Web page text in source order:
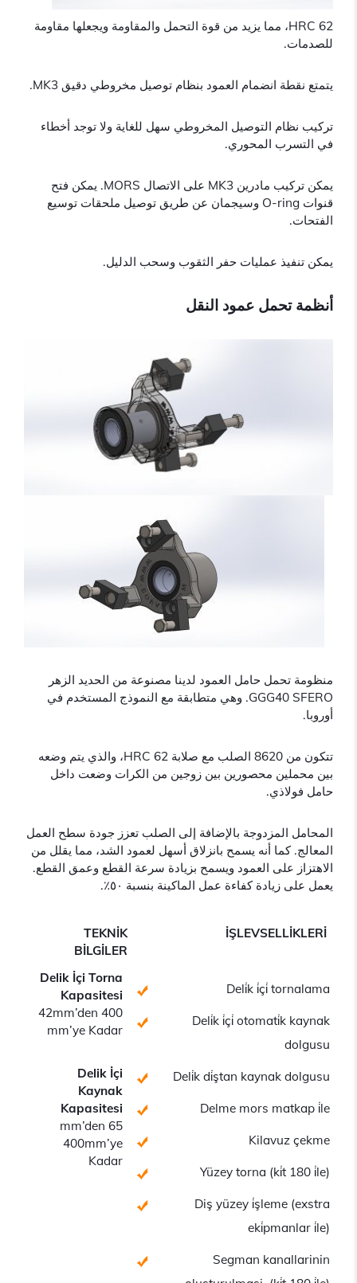
62 HRC، مما يزيد من قوة التحمل والمقاومة ويجعلها مقاومة
للصدمات.
يتمتع نقطة انضمام العمود بنظام توصيل مخروطي دقيق MK3.
تركيب نظام التوصيل المخروطي سهل للغاية ولا توجد أخطاء
في التسرب المحوري.
يمكن تركيب مادرين MK3 على الاتصال MORS. يمكن فتح
قنوات O-ring وسيجمان عن طريق توصيل ملحقات توسيع
الفتحات.
يمكن تنفيذ عمليات حفر الثقوب وسحب الدليل.
أنظمة تحمل عمود النقل
منظومة تحمل حامل العمود لدينا مصنوعة من الحديد الزهر
GGG40 SFERO. وهي متطابقة مع النموذج المستخدم في
أوروبا.
تتكون من 8620 الصلب مع صلابة 62 HRC، والذي يتم وضعه
بين محملين محصورين بين زوجين من الكرات وضعت داخل
حامل فولاذي.
المحامل المزدوجة بالإضافة إلى الصلب تعزز جودة سطح العمل
المعالج. كما أنه يسمح بانزلاق أسهل لعمود الشد، مما يقلل من
الاهتزاز على العمود ويسمح بزيادة سرعة القطع وعمق القطع.
يعمل على زيادة كفاءة عمل الماكينة بنسبة ٥٠٪.
İŞLEVSELLİKLERİ
TEKNİK
BİLGİLER
Deli̇k i̇çi̇ tornalama
Deli̇k i̇çi̇ otomati̇k kaynak
dolgusu
Deli̇k di̇ştan kaynak dolgusu
Delme mors matkap i̇le
Kilavuz çekme
Yüzey torna (ki̇t 180 i̇le)
Diş yüzey i̇şleme (exstra
eki̇pmanlar i̇le)
Segman kanallarinin
Delik İçi Torna
Kapasitesi
42mm’den 400
mm’ye Kadar
Delik İçi
Kaynak
Kapasitesi
65 mm’den
400mm’ye
Kadar